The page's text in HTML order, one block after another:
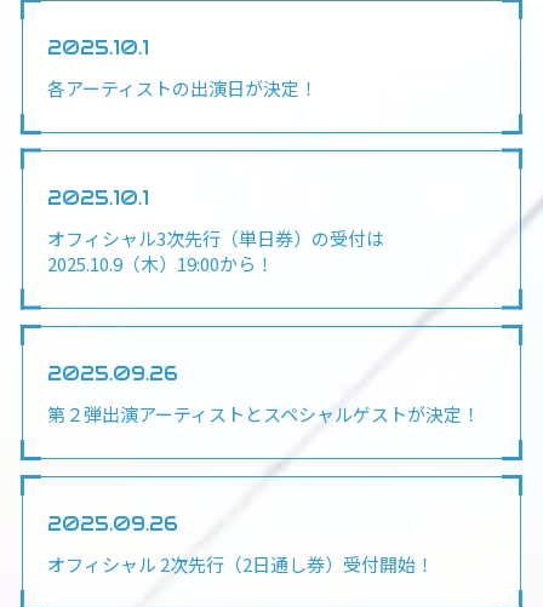
2025.10.1
各アーティストの出演日が決定！
2025.10.1
オフィシャル3次先行（単日券）の受付は
2025.10.9（木）19:00から！
2025.09.26
第２弾出演アーティストとスペシャルゲストが決定！
2025.09.26
オフィシャル 2次先行（2日通し券）受付開始！